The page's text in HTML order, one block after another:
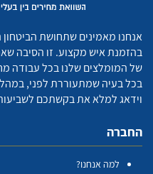
אנחנו מאמינים שתחושת
בהזמנת איש מקצוע. זו הסיבה
של המומלצים שלנו בכל עבודה
בכל בעיה שמתעוררת לפני,
וידאג למלא את בקשתכם
החברה
למה אנחנו?